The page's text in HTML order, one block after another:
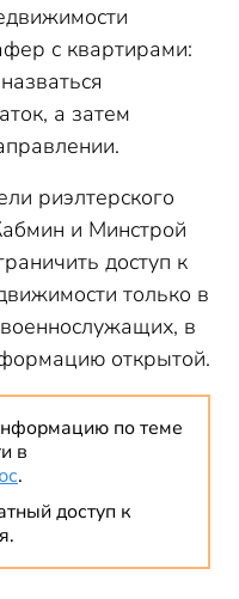
с квартирами:
а затем
риэлтерского
и Минстрой
доступ к
только в
в
открытой.
по теме
в
.
доступ к